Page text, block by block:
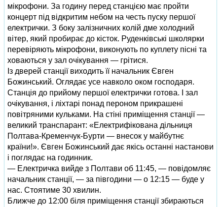
мікрофони. За годину перед станцією має пройти
концерт під відкритим небом на честь пуску першої
електрички. З боку залізничних колій дме холодний
вітер, який пробирає до кісток. Руденківські школярки
перевіряють мікрофони, виконують по куплету пісні та
ховаються у зал очікування — грітися.
Із дверей станції виходить її начальник Євген
Божинський. Оглядає усе навколо оком господаря.
Станція до прийому першої електрички готова. І зал
очікування, і ліхтарі понад пероном прикрашені
повітряними кульками. На стіні приміщення станції —
великий транспарант: «Електрифікована дільниця
Полтава-Кременчук-Бурти — внесок у майбутнє
країни!». Євген Божинський дає якісь останні настанови
і поглядає на годинник.
— Електричка вийде з Полтави об 11:45, — повідомляє
начальник станції, — за півгодини — о 12:15 — буде у
нас. Стоятиме 30 хвилин.
Ближче до 12:00 біля приміщення станції збираються